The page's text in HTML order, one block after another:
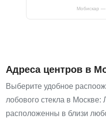
Мобискар —
Адреса центров в
Выберите удобное
лобового стекла в Москве:
расположенны в близи